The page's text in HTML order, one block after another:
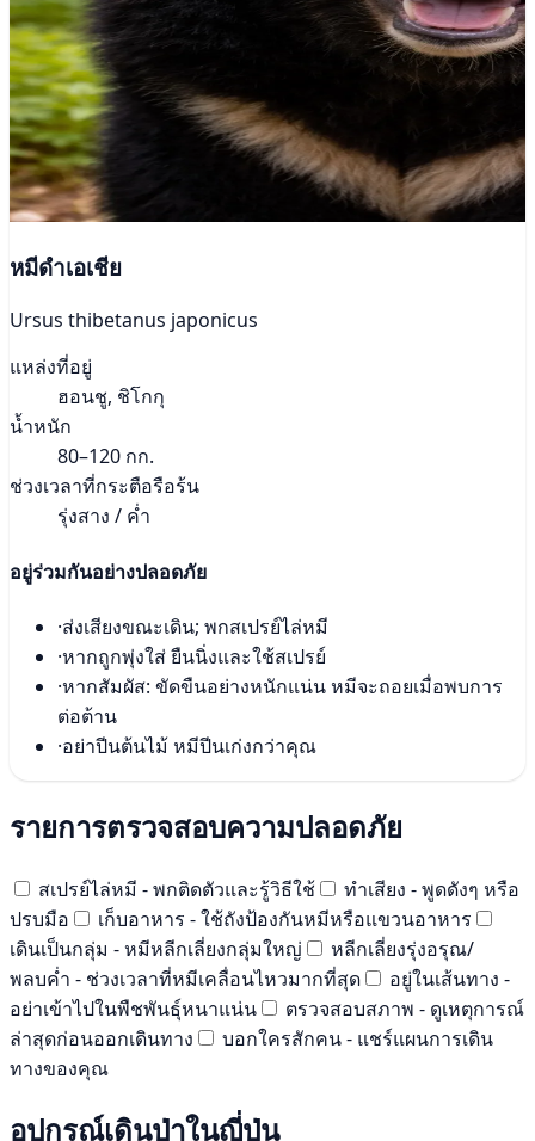
หมีดำเอเชีย
Ursus thibetanus japonicus
แหล่งที่อยู่
ฮอนชู, ชิโกกุ
น้ำหนัก
80–120 กก.
ช่วงเวลาที่กระตือรือร้น
รุ่งสาง / ค่ำ
อยู่ร่วมกันอย่างปลอดภัย
·ส่งเสียงขณะเดิน; พกสเปรย์ไล่หมี
·หากถูกพุ่งใส่ ยืนนิ่งและใช้สเปรย์
·หากสัมผัส: ขัดขืนอย่างหนักแน่น หมีจะถอยเมื่อพบการ
ต่อต้าน
·อย่าปีนต้นไม้ หมีปีนเก่งกว่าคุณ
รายการตรวจสอบความปลอดภัย
สเปรย์ไล่หมี - พกติดตัวและรู้วิธีใช้
ทำเสียง - พูดดังๆ หรือ
ปรบมือ
เก็บอาหาร - ใช้ถังป้องกันหมีหรือแขวนอาหาร
เดินเป็นกลุ่ม - หมีหลีกเลี่ยงกลุ่มใหญ่
หลีกเลี่ยงรุ่งอรุณ/
พลบค่ำ - ช่วงเวลาที่หมีเคลื่อนไหวมากที่สุด
อยู่ในเส้นทาง -
อย่าเข้าไปในพืชพันธุ์หนาแน่น
ตรวจสอบสภาพ - ดูเหตุการณ์
ล่าสุดก่อนออกเดินทาง
บอกใครสักคน - แชร์แผนการเดิน
ทางของคุณ
อุปกรณ์เดินป่าในญี่ปุ่น